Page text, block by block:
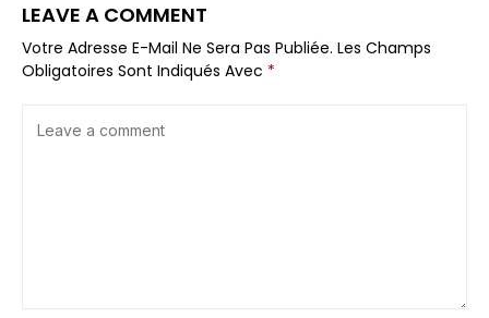
LEAVE A COMMENT
Votre Adresse E-Mail Ne Sera Pas Publiée. Les Champs
Obligatoires Sont Indiqués Avec *